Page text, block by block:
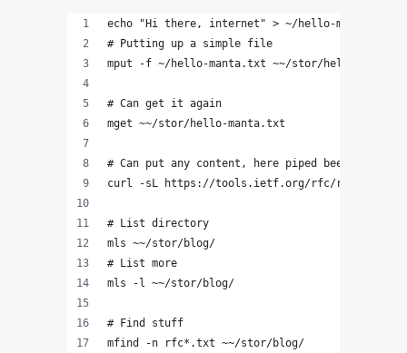
echo "Hi there, internet" > ~/hello-manta.txt
# Putting up a simple file
mput -f ~/hello-manta.txt ~~/stor/hello-
# Can get it again
mget ~~/stor/hello-manta.txt
# Can put any content, here piped beer data
curl -sL https://tools.ietf.org/rfc/rfc2616.txt
# List directory
mls ~~/stor/blog/
# List more
mls -l ~~/stor/blog/
# Find stuff
mfind -n rfc*.txt ~~/stor/blog/